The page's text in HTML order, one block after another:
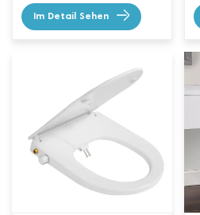
Bidet Seat
Im Detail Sehen